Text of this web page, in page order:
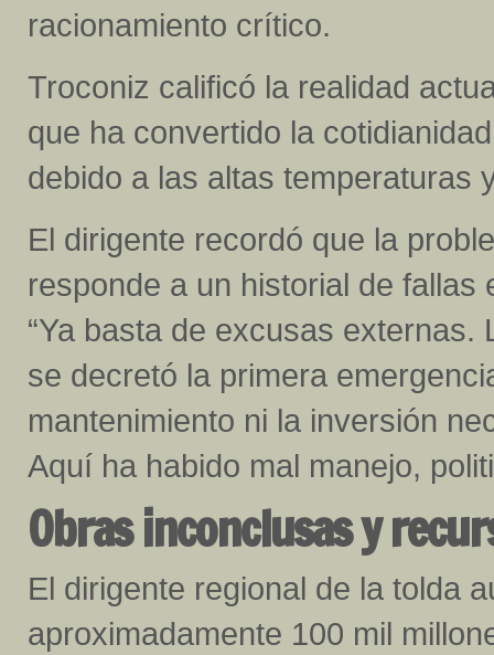
racionamiento crítico.
Troconiz calificó la realidad
que ha convertido la
debido a las altas temperaturas
El dirigente recordó que la
responde a un historial de
“Ya basta de excusas
se decretó la primera
mantenimiento ni la inversión
Aquí ha habido mal manejo,
Obras inconclusas y
El dirigente regional de la tolda
aproximadamente 100 mil